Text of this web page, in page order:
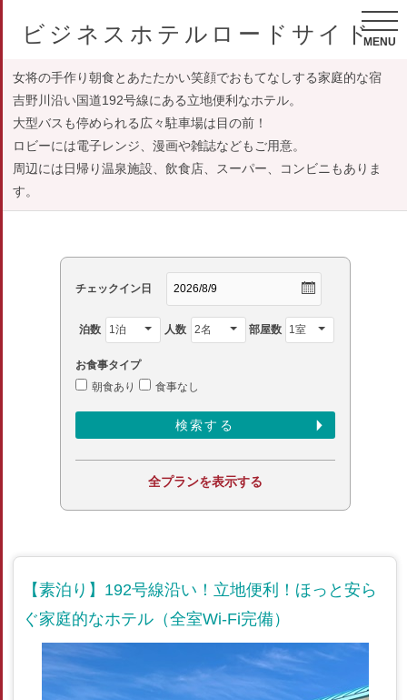
ビジネスホテルロードサイドMENU
女将の手作り朝食とあたたかい笑顔でおもてなしする家庭的な宿
吉野川沿い国道192号線にある立地便利なホテル。
大型バスも停められる広々駐車場は目の前！
ロビーには電子レンジ、漫画や雑誌などもご用意。
周辺には日帰り温泉施設、飲食店、スーパー、コンビニもありま
す。
チェックイン日
泊数 人数 部屋数
お食事タイプ
朝食あり
食事なし
全プランを表示する
【素泊り】192号線沿い！立地便利！ほっと安ら
ぐ家庭的なホテル（全室Wi-Fi完備）